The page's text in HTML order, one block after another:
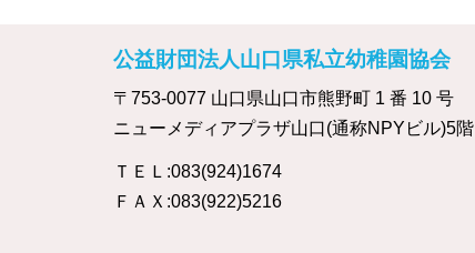
公益財団法人山口県私立幼稚園協会
〒753-0077 山口県山口市熊野町 1 番 10 号
ニューメディアプラザ山口(通称NPYビル)5階
ＴＥＬ:083(924)1674
ＦＡＸ:083(922)5216